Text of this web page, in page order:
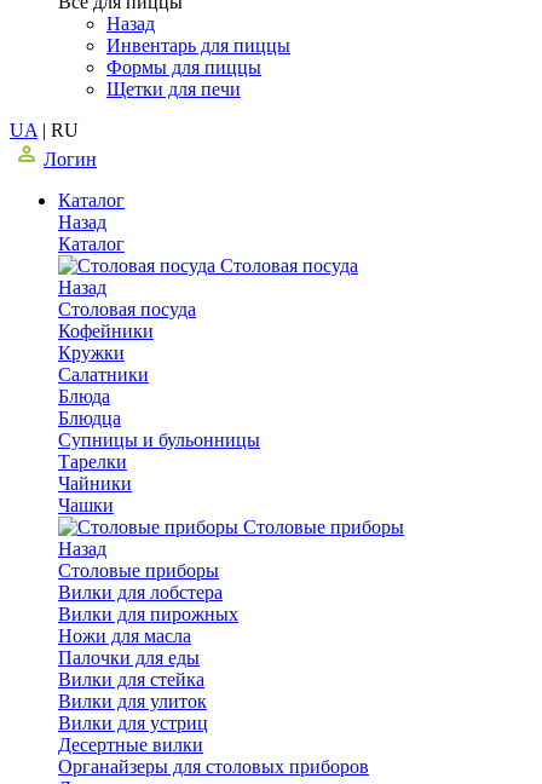
Назад
Инвентарь для пиццы
Формы для пиццы
Щетки для печи
UA | RU
Логин
Каталог
Назад
Каталог
Столовая посуда
Назад
Столовая посуда
Кофейники
Кружки
Салатники
Блюда
Блюдца
Супницы и бульонницы
Тарелки
Чайники
Чашки
Cтоловые приборы
Назад
Cтоловые приборы
Вилки для лобстера
Вилки для пирожных
Ножи для масла
Палочки для еды
Вилки для стейка
Вилки для улиток
Вилки для устриц
Десертные вилки
Органайзеры для столовых приборов